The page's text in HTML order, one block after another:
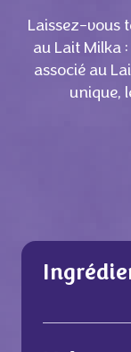
Laissez-vous
au Lait Milka
associé au
unique,